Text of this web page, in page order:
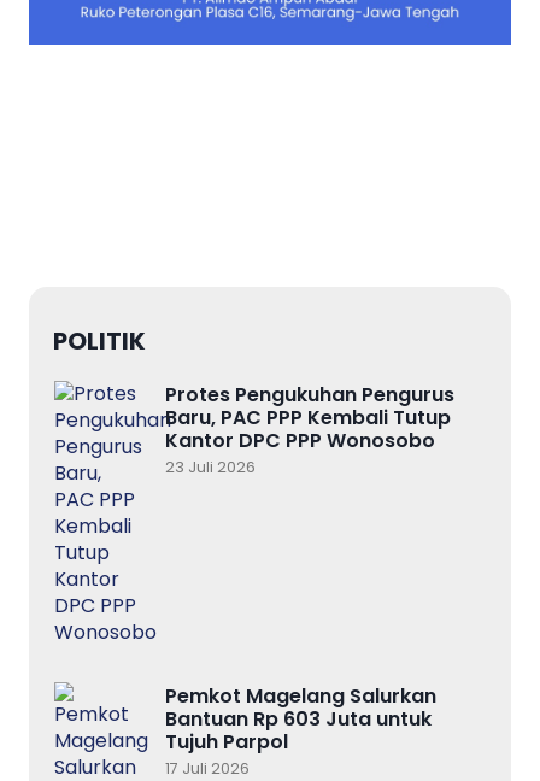
POLITIK
Protes Pengukuhan Pengurus
Baru, PAC PPP Kembali Tutup
Kantor DPC PPP Wonosobo
23 Juli 2026
Pemkot Magelang Salurkan
Bantuan Rp 603 Juta untuk
Tujuh Parpol
17 Juli 2026